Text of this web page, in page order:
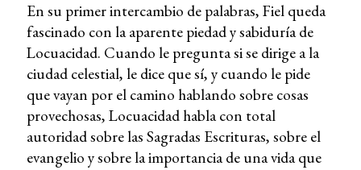
En su primer intercambio de palabras, Fiel queda
fascinado con la aparente piedad y sabiduría de
Locuacidad. Cuando le pregunta si se dirige a la
ciudad celestial, le dice que sí, y cuando le pide
que vayan por el camino hablando sobre cosas
provechosas, Locuacidad habla con total
autoridad sobre las Sagradas Escrituras, sobre el
evangelio y sobre la importancia de una vida que